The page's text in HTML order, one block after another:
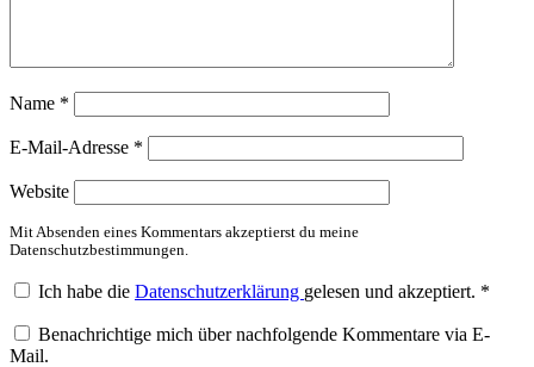
Name *
E-Mail-Adresse *
Website
Mit Absenden eines Kommentars akzeptierst du meine
Datenschutzbestimmungen.
Ich habe die Datenschutzerklärung gelesen und akzeptiert. *
Benachrichtige mich über nachfolgende Kommentare via E-
Mail.